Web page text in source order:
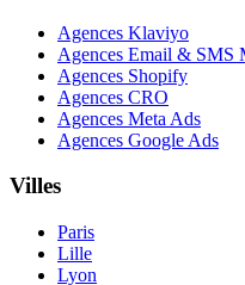
Agences Klaviyo
Agences Email & SMS
Agences Shopify
Agences CRO
Agences Meta Ads
Agences Google Ads
Villes
Paris
Lille
Lyon